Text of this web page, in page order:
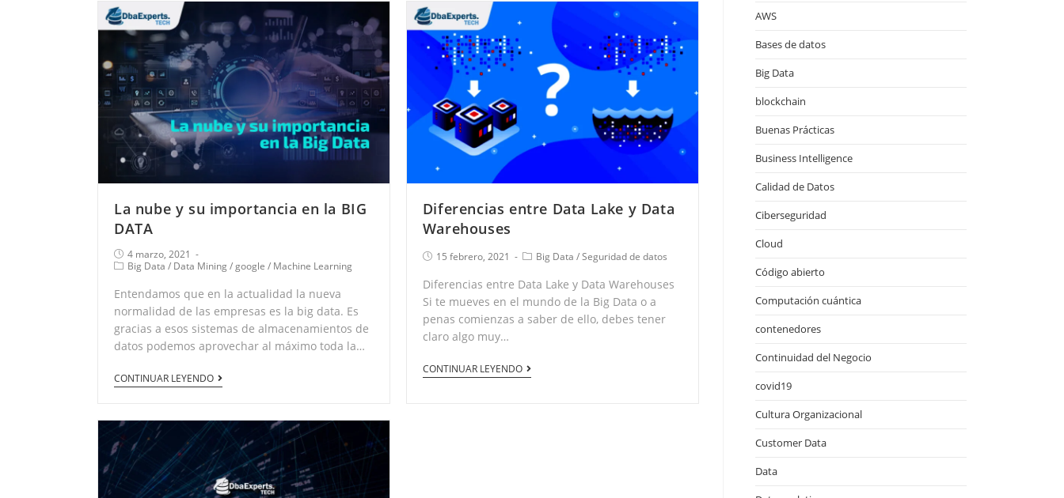
La nube y su importancia en la BIG
DATA
4 marzo, 2021
Big Data / Data Mining/google / Machine Learning
Entendamos que en la actualidad la nueva
normalidad de las empresas es la big data. Es
gracias a esos sistemas de almacenamientos de
datos podemos aprovechar al máximo toda la…
CONTINUAR LEYENDO
Diferencias entre Data Lake y Data
Warehouses
15 febrero, 2021 Big Data /Seguridad de datos
Diferencias entre Data Lake y Data Warehouses
Si te mueves en el mundo de la Big Data o a
penas comienzas a saber de ello, debes tener
claro algo muy…
CONTINUAR LEYENDO
AWS
Bases de datos
Big Data
blockchain
Buenas Prácticas
Business Intelligence
Calidad de Datos
Ciberseguridad
Cloud
Código abierto
Computación cuántica
contenedores
Continuidad del Negocio
covid19
Cultura Organizacional
Customer Data
Data